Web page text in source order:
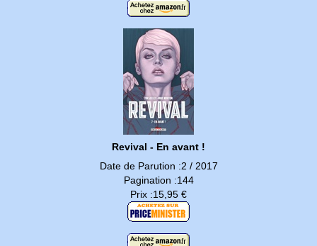
Revival - En avant !
Date de Parution :2 / 2017
Pagination :144
Prix :15,95 €